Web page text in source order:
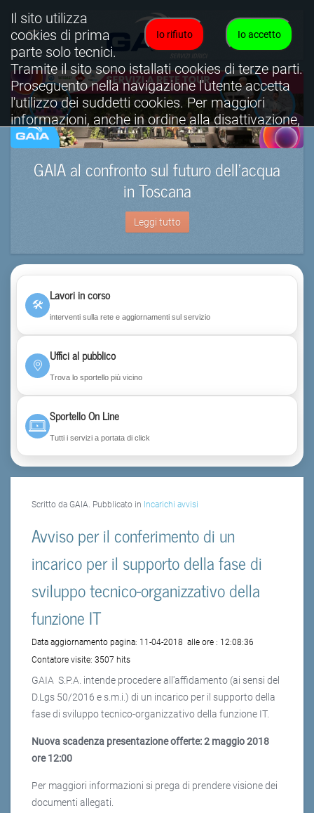
GAIA al confronto sul futuro dell’acqua
in Toscana
Leggi tutto
🛠
Lavori in corso
interventi sulla rete e aggiornamenti sul servizio
Uffici al pubblico
Trova lo sportello più vicino
Sportello On Line
Tutti i servizi a portata di click
Scritto da GAIA. Pubblicato in Incarichi avvisi
Avviso per il conferimento di un
incarico per il supporto della fase di
sviluppo tecnico-organizzativo della
funzione IT
Data aggiornamento pagina: 11-04-2018 alle ore : 12:08:36
Contatore visite: 3507 hits
GAIA S.P.A. intende procedere all'affidamento (ai sensi del
D.Lgs 50/2016 e s.m.i.) di un incarico per il supporto della
fase di sviluppo tecnico-organizzativo della funzione IT.
Nuova scadenza presentazione offerte: 2 maggio 2018
ore 12:00
Per maggiori informazioni si prega di prendere visione dei
documenti allegati.
Io accetto
Io rifiuto
Il sito utilizza
cookies di prima
parte solo tecnici.
Tramite il sito sono istallati cookies di terze parti.
Proseguento nella navigazione l'utente accetta
l'utilizzo dei suddetti cookies. Per maggiori
informazioni, anche in ordine alla disattivazione,
è possibile consultare l'informativa cookies
completa.
Visualizza informativa completa.